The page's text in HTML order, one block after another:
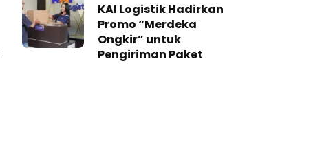
KAI Logistik Hadirkan
Promo “Merdeka
Ongkir” untuk
Pengiriman Paket